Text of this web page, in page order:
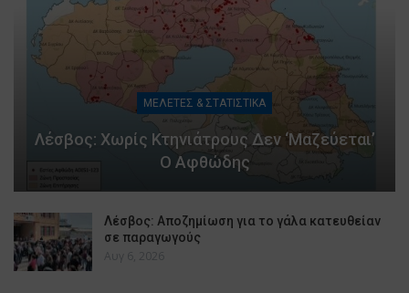
ΜΕΛΕΤΕΣ & ΣΤΑΤΙΣΤΙΚΑ
Λέσβος: Χωρίς Κτηνιάτρους Δεν ‘μαζεύεται’
Ο Αφθώδης
Λέσβος: Αποζημίωση για το γάλα κατευθείαν
σε παραγωγούς
Αυγ 6, 2026